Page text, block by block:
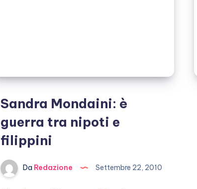
Sandra Mondaini: è
guerra tra nipoti e
filippini
Da Redazione Settembre 22, 2010